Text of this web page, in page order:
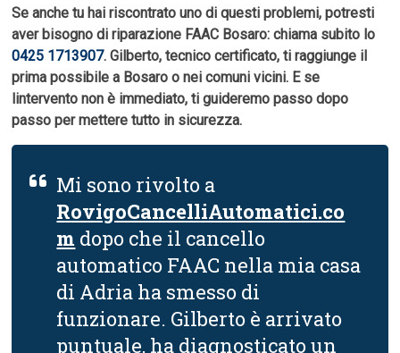
Se anche tu hai riscontrato uno di questi problemi, potresti
aver bisogno di riparazione FAAC Bosaro: chiama subito lo
0425 1713907. Gilberto, tecnico certificato, ti raggiunge il
prima possibile a Bosaro o nei comuni vicini. E se
lintervento non è immediato, ti guideremo passo dopo
passo per mettere tutto in sicurezza.
Mi sono rivolto a
RovigoCancelliAutomatici.co
m dopo che il cancello
automatico FAAC nella mia casa
di Adria ha smesso di
funzionare. Gilberto è arrivato
puntuale, ha diagnosticato un